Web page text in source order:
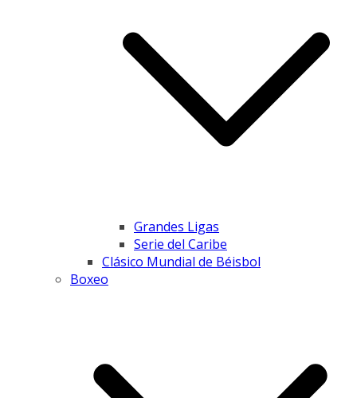
Grandes Ligas
Serie del Caribe
Clásico Mundial de Béisbol
Boxeo